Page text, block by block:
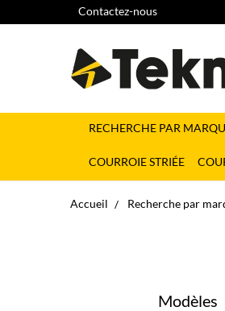
Contactez-nous
RECHERCHE PAR
COURROIE STRIÉE
Accueil Recherche par
Modèles